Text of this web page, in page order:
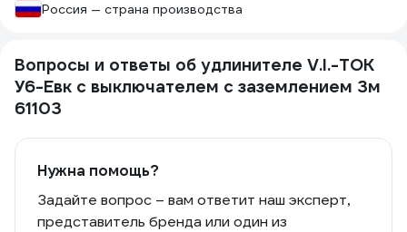
Россия — страна производства
Вопросы и ответы об удлинителе V.I.-TOK
У6-Евк с выключателем с заземлением 3м
61103
Нужна помощь?
Задайте вопрос – вам ответит наш эксперт,
представитель бренда или один из